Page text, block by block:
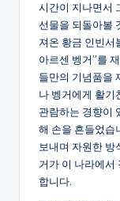
시간이 지나면서
선물을 되돌아볼
져온 황금 인빈서
아르센 벵거”를
들만의 기념품을
나 벵거에게 활기
관람하는 경향이
해 손을 흔들었습
보내며 자원한 방
거가 이 나라에서
합니다.